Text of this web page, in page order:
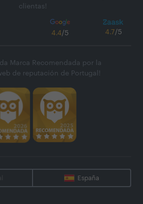
clientas!
4.4/5 4.7/5
Marca Recomendada por la
de reputación de Portugal!
España